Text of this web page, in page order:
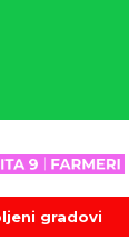
gradovi